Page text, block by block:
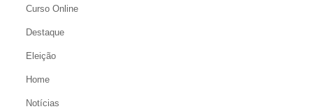
Curso Online
Destaque
Eleição
Home
Notícias